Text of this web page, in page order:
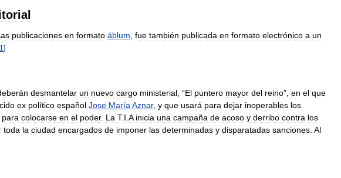
publicaciones en formato áblum fue también publicada en formato electrónico a un
1 ]
desmantelar un nuevo cargo ministerial , “El puntero mayor del reino”, en el que
ex político español Jose María Aznar, y que usará para dejar inoperables los
para colocarse en el poder. La T.I A inicia una campaña de acoso y derribo contra los
toda la ciudad encargados de imponer las determinadas y disparatadas sanciones Al